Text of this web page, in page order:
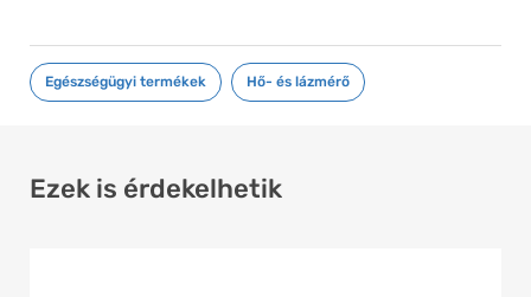
mennyiség
Egészségügyi termékek Hő- és lázmérő
Ezek is érdekelhetik